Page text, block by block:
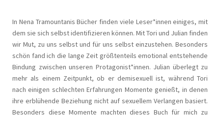
In Nena Tramountanis Bücher finden viele Leser*innen einiges, mit
dem sie sich selbst identifizieren können. Mit Tori und Julian finden
wir Mut, zu uns selbst und für uns selbst einzustehen. Besonders
schön fand ich die lange Zeit größtenteils emotional entstehende
Bindung zwischen unseren Protagonist*innen. Julian überlegt zu
mehr als einem Zeitpunkt, ob er demisexuell ist, während Tori
nach einigen schlechten Erfahrungen Momente genießt, in denen
ihre erblühende Beziehung nicht auf sexuellem Verlangen basiert.
Besonders diese Momente machten dieses Buch für mich zu